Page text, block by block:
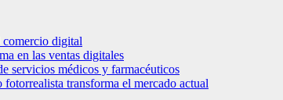
comercio digital
en las ventas digitales
servicios médicos y farmacéuticos
transforma el mercado actual